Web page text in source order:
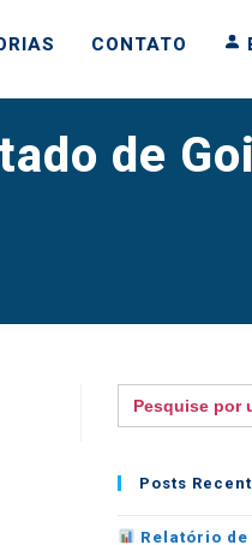
CONTATO
de
Search
for:
Posts
Relatório de